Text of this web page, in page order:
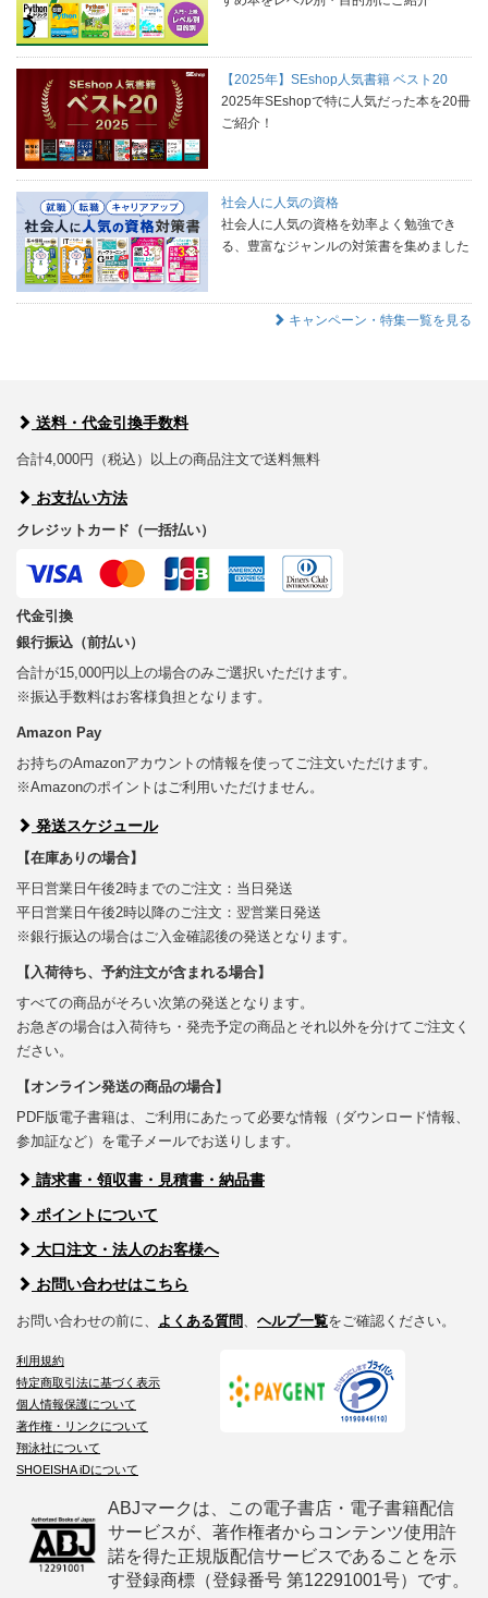
【2025年】SEshop人気書籍 ベスト20
2025年SEshopで特に人気だった本を20冊
ご紹介！
社会人に人気の資格
社会人に人気の資格を効率よく勉強でき
る、豊富なジャンルの対策書を集めました
キャンペーン・特集一覧を見る
送料・代金引換手数料
合計4,000円（税込）以上の商品注文で送料無料
お支払い方法
クレジットカード（一括払い）
代金引換
銀行振込（前払い）
合計が15,000円以上の場合のみご選択いただけます。
※振込手数料はお客様負担となります。
Amazon Pay
お持ちのAmazonアカウントの情報を使ってご注文いただけます。
※Amazonのポイントはご利用いただけません。
発送スケジュール
【在庫ありの場合】
平日営業日午後2時までのご注文：当日発送
平日営業日午後2時以降のご注文：翌営業日発送
※銀行振込の場合はご入金確認後の発送となります。
【入荷待ち、予約注文が含まれる場合】
すべての商品がそろい次第の発送となります。
お急ぎの場合は入荷待ち・発売予定の商品とそれ以外を分けてご注文く
ださい。
【オンライン発送の商品の場合】
PDF版電子書籍は、ご利用にあたって必要な情報（ダウンロード情報、
参加証など）を電子メールでお送りします。
請求書・領収書・見積書・納品書
ポイントについて
大口注文・法人のお客様へ
お問い合わせはこちら
お問い合わせの前に、 よくある質問、 ヘルプ一覧をご確認ください。
利用規約
特定商取引法に基づく表示
個人情報保護について
著作権・リンクについて
翔泳社について
SHOEISHA iDについて
ABJマークは、この電子書店・電子書籍配信
サービスが、著作権者からコンテンツ使用許
諾を得た正規版配信サービスであることを示
す登録商標（登録番号 第12291001号）です。